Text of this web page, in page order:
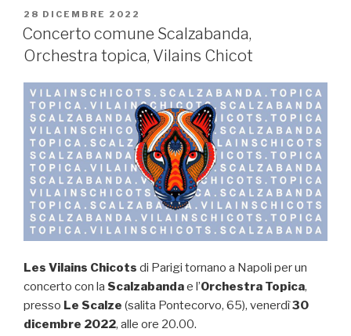
PUBBLICATO
IL
28 DICEMBRE 2022
Concerto comune Scalzabanda,
Orchestra topica, Vilains Chicot
Les Vilains Chicots di Parigi tornano a Napoli per un
concerto con la Scalzabandae l’Orchestra Topica,
presso Le Scalze (salita Pontecorvo, 65), venerdì30
dicembre 2022, alle ore 20.00.